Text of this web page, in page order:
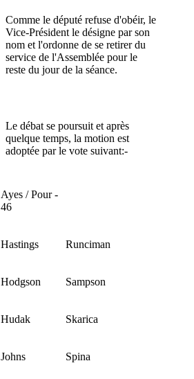
Comme le député refuse d'obéir, le
Vice-Président le désigne par son
nom et l'ordonne de se retirer du
service de l'Assemblée pour le
reste du jour de la séance.
Le débat se poursuit et après
quelque temps, la motion est
adoptée par le vote suivant:-
Ayes / Pour -
46
Hastings Runciman
Hodgson Sampson
Hudak Skarica
Johns Spina